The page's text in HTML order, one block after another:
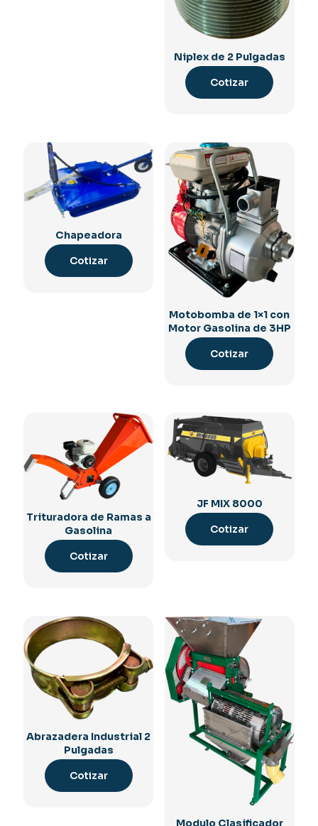
Niplex de 2 Pulgadas
Cotizar
Chapeadora
Cotizar
Motobomba de 1×1 con
Motor Gasolina de 3HP
Cotizar
Trituradora de Ramas a
Gasolina
Cotizar
JF MIX 8000
Cotizar
Abrazadera Industrial 2
Pulgadas
Cotizar
Modulo Clasificador